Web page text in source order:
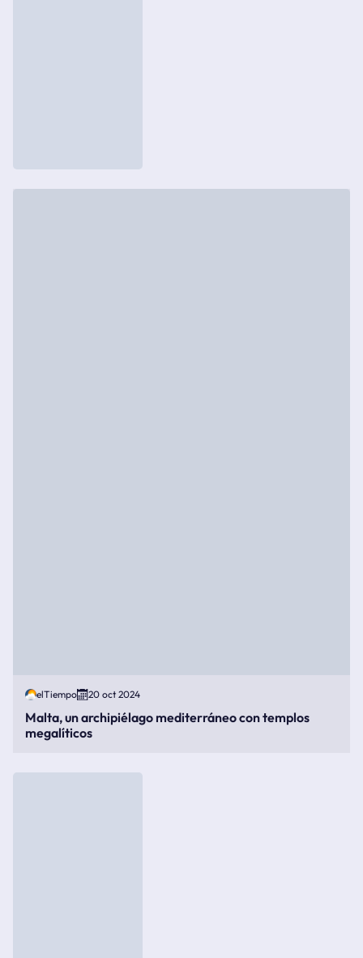
elTiempo 20 oct 2024
Malta, un archipiélago mediterráneo con templos
megalíticos